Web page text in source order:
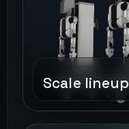
Scale lineup